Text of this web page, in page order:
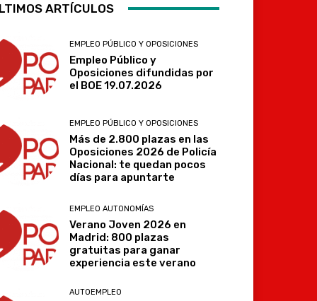
ARTÍCULOS
EMPLEO PÚBLICO Y OPOSICIONES
Empleo Público y
Oposiciones difundidas por
el BOE 19.07.2026
EMPLEO PÚBLICO Y OPOSICIONES
Más de 2.800 plazas en las
Oposiciones 2026 de Policía
Nacional: te quedan pocos
días para apuntarte
EMPLEO AUTONOMÍAS
Verano Joven 2026 en
Madrid: 800 plazas
gratuitas para ganar
experiencia este verano
AUTOEMPLEO